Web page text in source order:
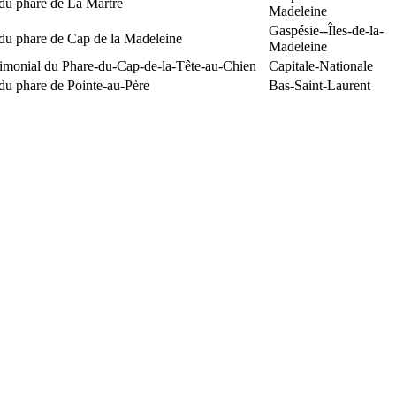
phare de La Martre
Madeleine
phare de Cap de la Madeleine
Gaspésie--Îles-de-la-
Madeleine
du Phare-du-Cap-de-la-Tête-au-Chien
Capitale-Nationale
phare de Pointe-au-Père
Bas-Saint-Laurent